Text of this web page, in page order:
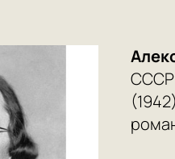
СССР